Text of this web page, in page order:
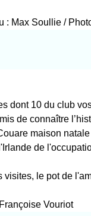
: Max Soullie /
dont 10 du club
de connaître
maison
de
visites, le pot de
Vouriot